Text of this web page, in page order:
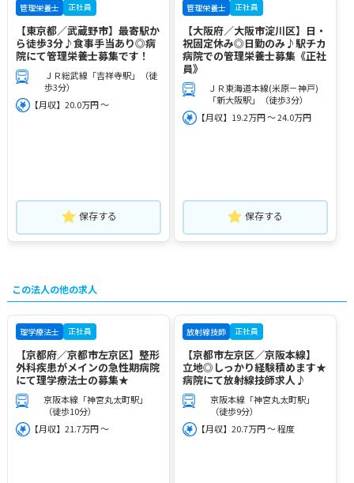
管理栄養士 正社員
【東京都／武蔵野市】最寄駅か
ら徒歩3分♪食事手当あり◎病
院にて管理栄養士募集です！
ＪＲ総武線「吉祥寺駅」（徒
歩3分）
【月収】20.0万円 ～
保存する
管理栄養士 正社員
【大阪府／大阪市淀川区】日・
祝固定休み◎日勤のみ♪駅チカ
病院での管理栄養士募集《正社
員》
ＪＲ東海道本線(米原－神戸)
「新大阪駅」（徒歩3分）
【月収】19.2万円 ～ 24.0万円
保存する
この法人の他の求人
理学療法士 正社員
【京都府／京都市左京区】整形
外科疾患がメインの急性期病院
にて理学療法士の募集★
京阪本線「神宮丸太町駅」
（徒歩10分）
【月収】21.7万円 ～
放射線技師 正社員
【京都市左京区／京阪本線】
立地◎しっかり経験積めます★
病院にて放射線技師求人♪
京阪本線「神宮丸太町駅」
（徒歩9分）
【月収】20.7万円 ～ 程度